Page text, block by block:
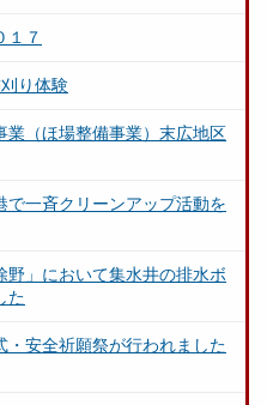
１７
り体験
業（ほ場整備事業）末広地区
で一斉クリーンアップ活動を
野」において集水井の排水ボ
た
・安全祈願祭が行われました